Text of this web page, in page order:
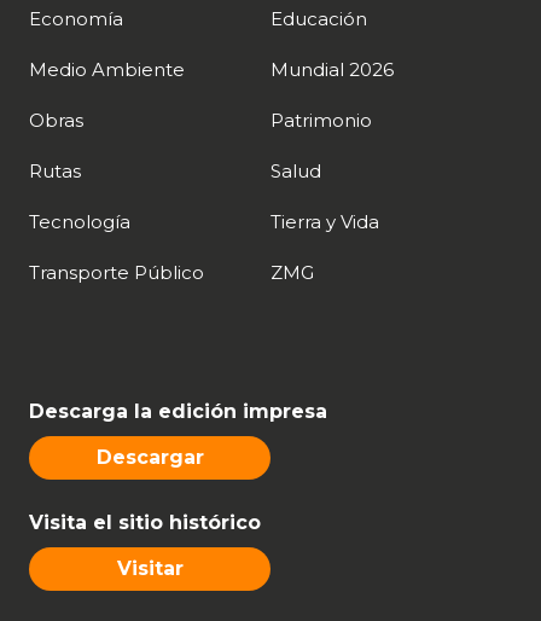
Economía Educación
Medio Ambiente Mundial 2026
Obras Patrimonio
Rutas Salud
Tecnología Tierra y Vida
Transporte Público ZMG
Descarga la edición impresa
Descargar
Visita el sitio histórico
Visitar